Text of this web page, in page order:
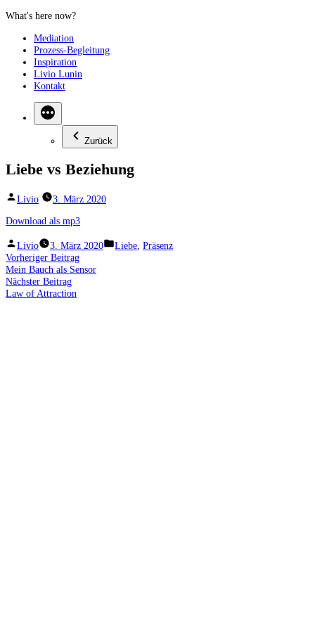
Zum
springenMediation
Prozess-Begleitung
Inspiration
Livio Lunin
Kontakt
Zurück
Liebe vs Beziehung
Veröffentlicht
Livio
3. März 2020
Download als mp3
Veröffentlicht
von
Livio 3. März 2020
Veröffentlicht
Liebe Präsenz
Beitragsnavigation
Vorheriger BeitragVorheriger
Beitrag:
Mein Bauch als Sensor
Nächster BeitragNächster
Beitrag:
Law of Attraction